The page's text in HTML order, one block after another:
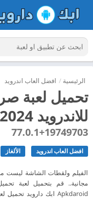
الرئيسية / افضل العاب اندرويد
تحميل لعبة
للاندرويد 2024
77.0.1+19749703
افضل العاب اندرويد الألغاز
الفيلم ولقطات الشاشة ليست